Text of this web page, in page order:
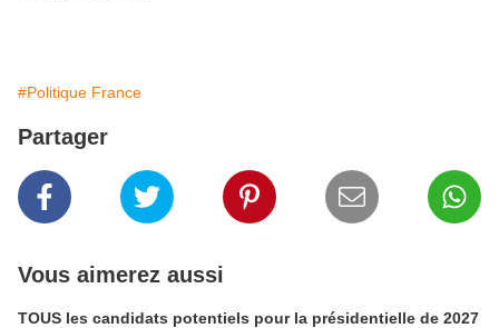
#Politique France
Partager
Vous aimerez aussi
TOUS les candidats potentiels pour la présidentielle de 2027